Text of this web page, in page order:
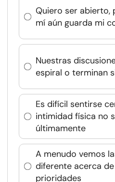
Quiero ser abierto,
mí aún guarda mi
Nuestras
espiral o terminan
Es difícil sentirse
intimidad física no
últimamente
A menudo vemos
diferente acerca
prioridades